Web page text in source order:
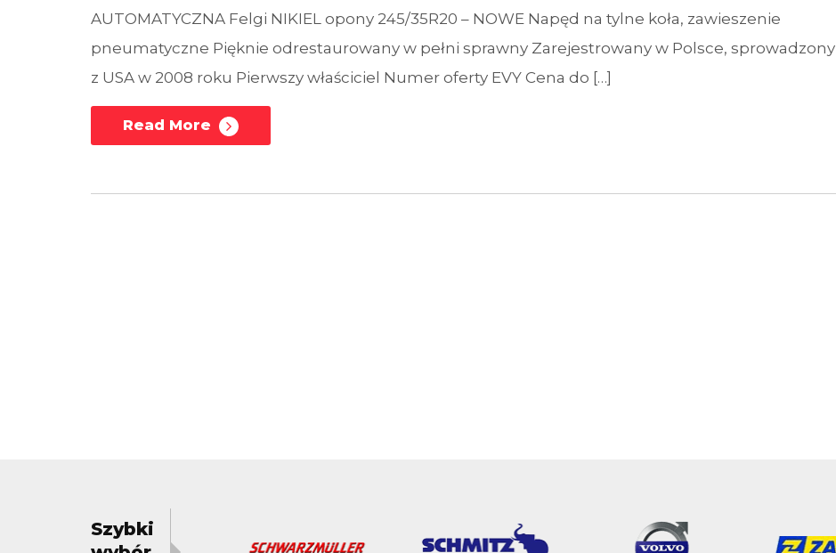
AUTOMATYCZNA Felgi NIKIEL opony 245/35R20 – NOWE Napęd na tylne koła, zawieszenie
pneumatyczne Pięknie odrestaurowany w pełni sprawny Zarejestrowany w Polsce, sprowadzony
z USA w 2008 roku Pierwszy właściciel Numer oferty EVY Cena do […]
Read More
Szybki